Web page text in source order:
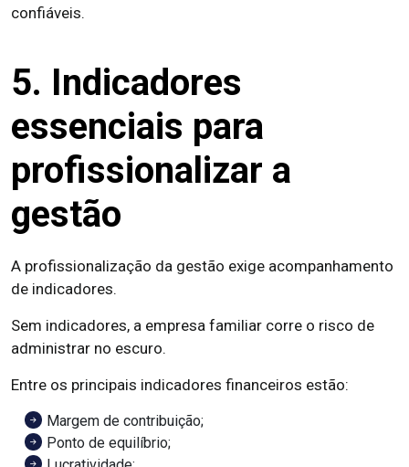
confiáveis.
5. Indicadores
essenciais para
profissionalizar a
gestão
A profissionalização da gestão exige acompanhamento
de indicadores.
Sem indicadores, a empresa familiar corre o risco de
administrar no escuro.
Entre os principais indicadores financeiros estão:
Margem de contribuição;
Ponto de equilíbrio;